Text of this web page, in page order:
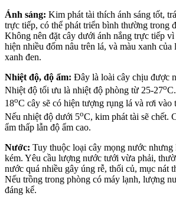
Ánh sáng: Kim phát tài thích ánh sáng tốt,
trực tiếp, có thể phát triển bình thường trong
Không nên đặt cây dưới ánh nắng trực tiếp vì
hiện nhiều đốm nâu trên lá, và màu xanh của
xanh đen.
Nhiệt độ, độ ẩm: Đây là loài cây chịu được
Nhiệt độ tối ưu là nhiệt độ phòng từ 25-27o
18oC cây sẽ có hiện tượng rụng lá và rơi vào
Nếu nhiệt độ dưới 5oC, kim phát tài sẽ chết.
ẩm thấp lẫn độ ẩm cao.
Nước: Tuy thuộc loại cây mọng nước
kém. Yêu cầu lượng nước tưới vừa phải,
nước quá nhiều gây úng rễ, thối củ, mục nát
Nếu trồng trong phòng có máy lạnh, lượng
đáng kể.